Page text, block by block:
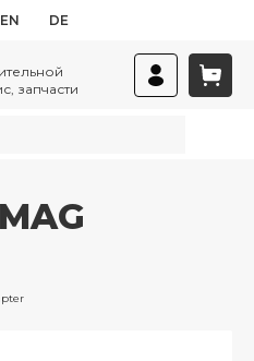
EN DE
запчасти